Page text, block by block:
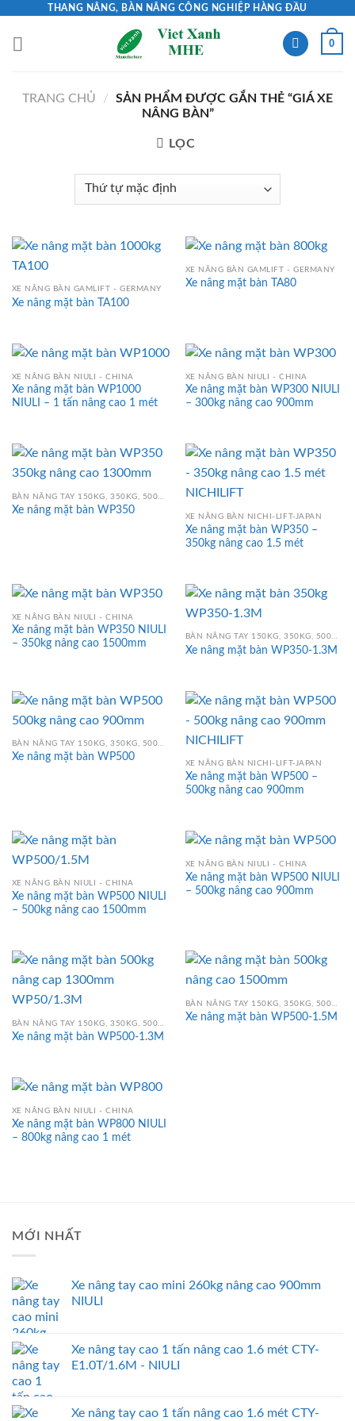
content
THANG NÂNG, BÀN NÂNG CÔNG NGHIỆP HÀNG ĐẦU
0
TRANG CHỦ /
SẢN PHẨM ĐƯỢC GẮN THẺ “GIÁ XE
NÂNG BÀN”
LỌC
XE NÂNG BÀN GAMLIFT - GERMANY
Xe nâng mặt bàn TA100
XE NÂNG BÀN GAMLIFT - GERMANY
Xe nâng mặt bàn TA80
XE NÂNG BÀN NIULI - CHINA
Xe nâng mặt bàn WP1000
NIULI – 1 tấn nâng cao 1 mét
XE NÂNG BÀN NIULI - CHINA
Xe nâng mặt bàn WP300 NIULI
– 300kg nâng cao 900mm
BÀN NÂNG TAY 150KG, 350KG, 500KG, 750KG, 800KG, 1000KG
Xe nâng mặt bàn WP350
XE NÂNG BÀN NICHI-LIFT-JAPAN
Xe nâng mặt bàn WP350 –
350kg nâng cao 1.5 mét
XE NÂNG BÀN NIULI - CHINA
Xe nâng mặt bàn WP350 NIULI
– 350kg nâng cao 1500mm
BÀN NÂNG TAY 150KG, 350KG, 500KG, 750KG, 800KG, 1000KG
Xe nâng mặt bàn WP350-1.3M
BÀN NÂNG TAY 150KG, 350KG, 500KG, 750KG, 800KG, 1000KG
Xe nâng mặt bàn WP500
XE NÂNG BÀN NICHI-LIFT-JAPAN
Xe nâng mặt bàn WP500 –
500kg nâng cao 900mm
XE NÂNG BÀN NIULI - CHINA
Xe nâng mặt bàn WP500 NIULI
– 500kg nâng cao 1500mm
XE NÂNG BÀN NIULI - CHINA
Xe nâng mặt bàn WP500 NIULI
– 500kg nâng cao 900mm
Xe nâng mặt bàn WP500-1.3M
Xe nâng mặt bàn WP500-1.5M
XE NÂNG BÀN NIULI - CHINA
Xe nâng mặt bàn WP800 NIULI
– 800kg nâng cao 1 mét
MỚI NHẤT
Xe nâng tay cao mini 260kg nâng cao 900mm
NIULI
Xe nâng tay cao 1 tấn nâng cao 1.6 mét CTY-
E1.0T/1.6M - NIULI
Xe nâng tay cao 1 tấn nâng cao 1.6 mét CTY-